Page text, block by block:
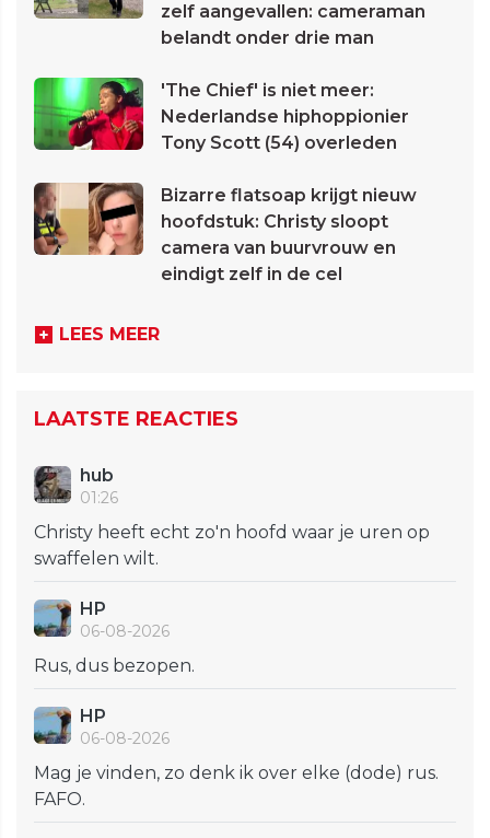
zelf aangevallen: cameraman
belandt onder drie man
'The Chief' is niet meer:
Nederlandse hiphoppionier
Tony Scott (54) overleden
Bizarre flatsoap krijgt nieuw
hoofdstuk: Christy sloopt
camera van buurvrouw en
eindigt zelf in de cel
LEES MEER
LAATSTE REACTIES
hub
01:26
Christy heeft echt zo'n hoofd waar je uren op
swaffelen wilt.
HP
06-08-2026
Rus, dus bezopen.
HP
06-08-2026
Mag je vinden, zo denk ik over elke (dode) rus.
FAFO.